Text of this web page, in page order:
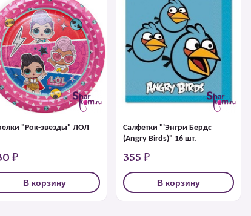
"Рок-звезды" ЛОЛ
₽
В корзину
Салфетки "'Энгри Бердс
(Angry Birds)" 16 шт.
355 ₽
В корзину